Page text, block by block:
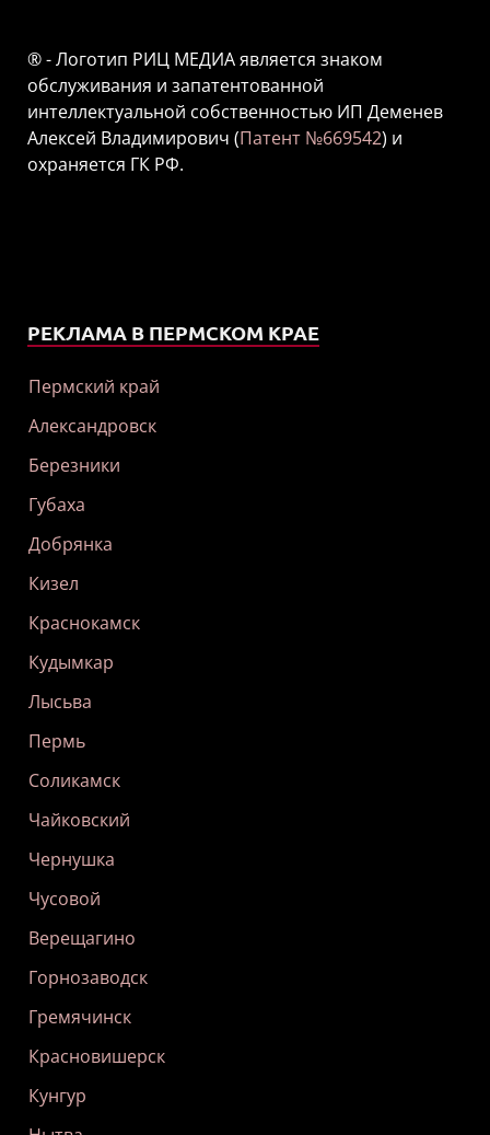
® - Логотип РИЦ МЕДИА является знаком
обслуживания и запатентованной
интеллектуальной собственностью ИП Деменев
Алексей Владимирович (Патент №669542) и
охраняется ГК РФ.
РЕКЛАМА В ПЕРМСКОМ КРАЕ
Пермский край
Александровск
Березники
Губаха
Добрянка
Кизел
Краснокамск
Кудымкар
Лысьва
Пермь
Соликамск
Чайковский
Чернушка
Чусовой
Верещагино
Горнозаводск
Гремячинск
Красновишерск
Кунгур